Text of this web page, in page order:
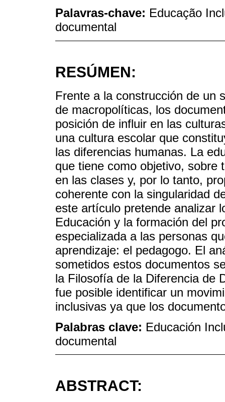
Palavras-chave: Educação
documental
RESÚMEN:
Frente a la construcción de un
de macropolíticas, los
posición de influir en las
una cultura escolar que
las diferencias humanas. La
que tiene como objetivo, sobre
en las clases y, por lo tanto,
coherente con la singularidad
este artículo pretende analizar
Educación y la formación del
especializada a las personas
aprendizaje: el pedagogo. El
sometidos estos documentos
la Filosofía de la Diferencia de
fue posible identificar un
inclusivas ya que los
Palabras clave: Educación
documental
ABSTRACT: